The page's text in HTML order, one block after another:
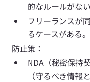
的なルールがない
フリーランスが
るケースがある。
防止策：
NDA（秘密保持
（守るべき情報